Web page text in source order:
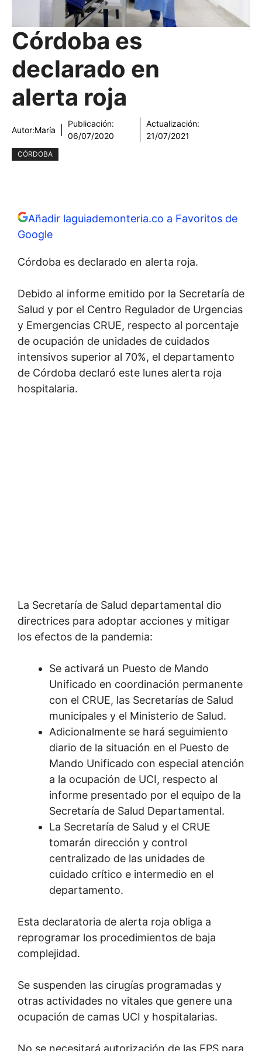
Córdoba es
declarado en
alerta roja
Autor:María
Publicación:
06/07/2020
Actualización:
21/07/2021
CÓRDOBA
Añadir laguiademonteria.co a Favoritos de
Google
Córdoba es declarado en alerta roja.
Debido al informe emitido por la Secretaría de
Salud y por el Centro Regulador de Urgencias
y Emergencias CRUE, respecto al porcentaje
de ocupación de unidades de cuidados
intensivos superior al 70%, el departamento
de Córdoba declaró este lunes alerta roja
hospitalaria.
La Secretaría de Salud departamental dio
directrices para adoptar acciones y mitigar
los efectos de la pandemia:
Se activará un Puesto de Mando
Unificado en coordinación permanente
con el CRUE, las Secretarías de Salud
municipales y el Ministerio de Salud.
Adicionalmente se hará seguimiento
diario de la situación en el Puesto de
Mando Unificado con especial atención
a la ocupación de UCI, respecto al
informe presentado por el equipo de la
Secretaría de Salud Departamental.
La Secretaría de Salud y el CRUE
tomarán dirección y control
centralizado de las unidades de
cuidado crítico e intermedio en el
departamento.
Esta declaratoria de alerta roja obliga a
reprogramar los procedimientos de baja
complejidad.
Se suspenden las cirugías programadas y
otras actividades no vitales que genere una
ocupación de camas UCI y hospitalarias.
No se necesitará autorización de las EPS para